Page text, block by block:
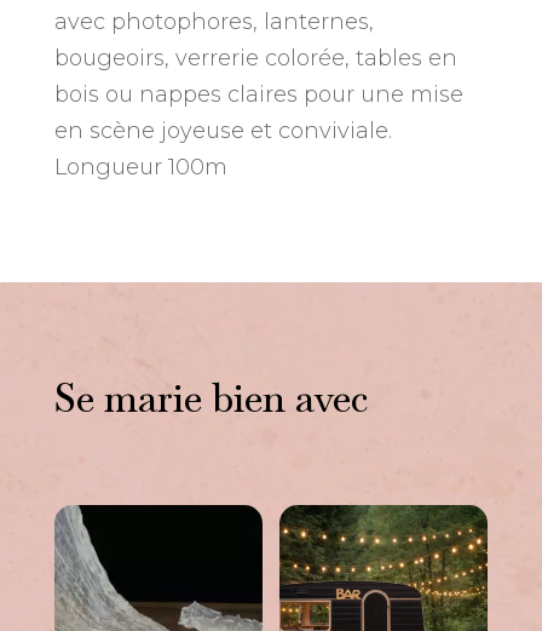
avec photophores, lanternes,
bougeoirs, verrerie colorée, tables en
bois ou nappes claires pour une mise
en scène joyeuse et conviviale.
Longueur 100m
Se marie bien avec